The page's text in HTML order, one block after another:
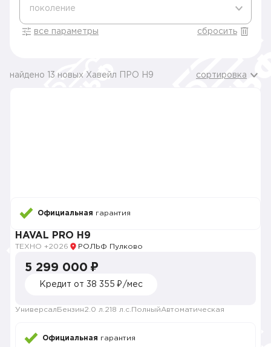
поколение
все параметры сбросить
найдено 13 новых Хавейл ПРО H9 сортировка
Официальная гарантия
HAVAL PRO H9
ТЕХНО +2026 РОЛЬФ Пулково
5 299 000 ₽
Кредит от 38 355 ₽/мес
Универсал Бензин2.0 л. 218 л.с. ПолныйАвтоматическая
Официальная гарантия